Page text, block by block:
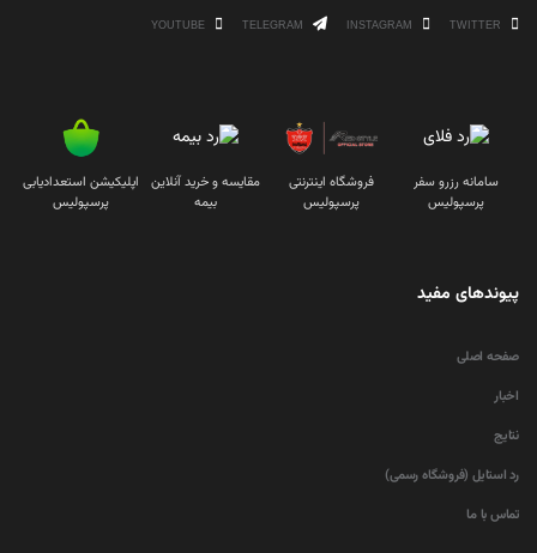
سامانه رزرو سفر
پرسپولیس
فروشگاه اینترنتی
پرسپولیس
مقایسه و خرید آنلاین
بیمه
اپلیکیشن استعدادیابی
پرسپولیس
پیوندهای مفید
صفحه اصلی
اخبار
نتایج
رد استایل (فروشگاه رسمی)
تماس با ما